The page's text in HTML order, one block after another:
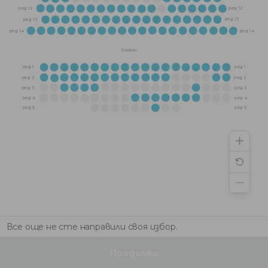
ред 5
ред 5
ред 4
ред 4
ред 3
ред 3
ред 2
ред 2
ред 1
ред 1
ред 14
ред 14
ред 13
ред 13
ред 12
ред 12
балкон
Все още не сте направили своя избор.